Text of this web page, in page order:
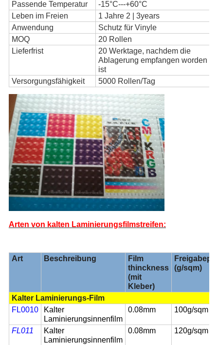
Passende Temperatur
-15°C---+60°C
Leben im Freien
1 Jahre 2 | 3years
Anwendung
Schutz für Vinyle
MOQ
20 Rollen
Lieferfrist
20 Werktage, nachdem die
Ablagerung empfangen worden
ist
Versorgungsfähigkeit
5000 Rollen/Tag
Arten von kalten Laminierungsfilmstreifen:
Art Beschreibung
Film
thinckness
(mit
Kleber)
(g/sqm)
Kalter Laminierungs-Film
FL0010
Kalter
Laminierungsinnenfilm
0.08mm 100g/sqm
FL011
Kalter
Laminierungsinnenfilm
0.08mm 120g/sqm